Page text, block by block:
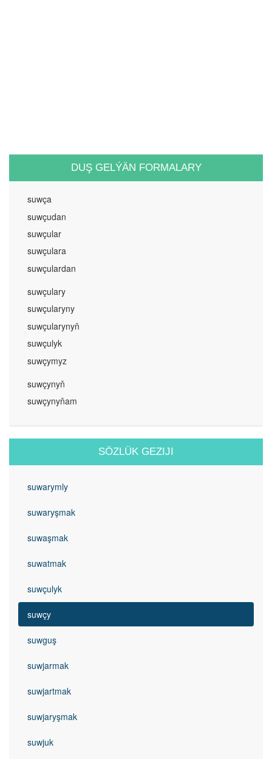
DUŞ GELÝÄN FORMALARY
suwça
suwçudan
suwçular
suwçulara
suwçulardan
suwçulary
suwçularyny
suwçularynyň
suwçulyk
suwçymyz
suwçynyň
suwçynyňam
SÖZLÜK GEZIJI
suwarymly
suwaryşmak
suwaşmak
suwatmak
suwçulyk
suwçy
suwguş
suwjarmak
suwjartmak
suwjaryşmak
suwjuk